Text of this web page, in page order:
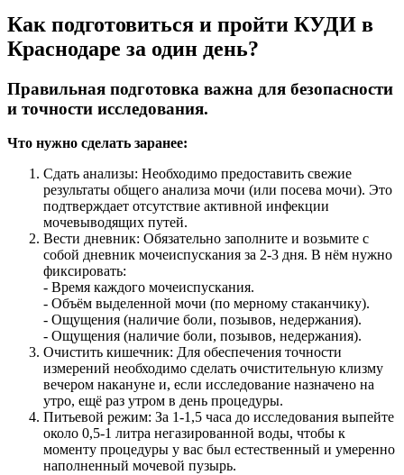
Как подготовиться и пройти КУДИ в
Краснодаре за один день?
Правильная подготовка важна для безопасности
и точности исследования.
Что нужно сделать заранее:
Сдать анализы: Необходимо предоставить свежие
результаты общего анализа мочи (или посева мочи). Это
подтверждает отсутствие активной инфекции
мочевыводящих путей.
Вести дневник: Обязательно заполните и возьмите с
собой дневник мочеиспускания за 2-3 дня. В нём нужно
фиксировать:
- Время каждого мочеиспускания.
- Объём выделенной мочи (по мерному стаканчику).
- Ощущения (наличие боли, позывов, недержания).
- Ощущения (наличие боли, позывов, недержания).
Очистить кишечник: Для обеспечения точности
измерений необходимо сделать очистительную клизму
вечером накануне и, если исследование назначено на
утро, ещё раз утром в день процедуры.
Питьевой режим: За 1-1,5 часа до исследования выпейте
около 0,5-1 литра негазированной воды, чтобы к
моменту процедуры у вас был естественный и умеренно
наполненный мочевой пузырь.